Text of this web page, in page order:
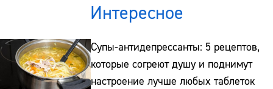
Интересное
Супы-антидепрессанты: 5 рецептов,
которые согреют душу и поднимут
настроение лучше любых таблеток